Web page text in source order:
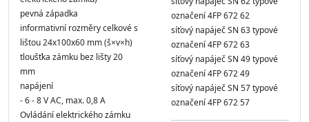
pevná západka
informativní rozměry celkové s
lištou 24x100x60 mm (š×v×h)
tloušťka zámku bez lišty 20
mm
napájení
- 6 - 8 V AC, max. 0,8 A
Ovládání elektrického zámku
označení 4FP 672 62
síťový napáječ SN 63 typové
označení 4FP 672 63
síťový napáječ SN 49 typové
označení 4FP 672 49
síťový napáječ SN 57 typové
označení 4FP 672 57